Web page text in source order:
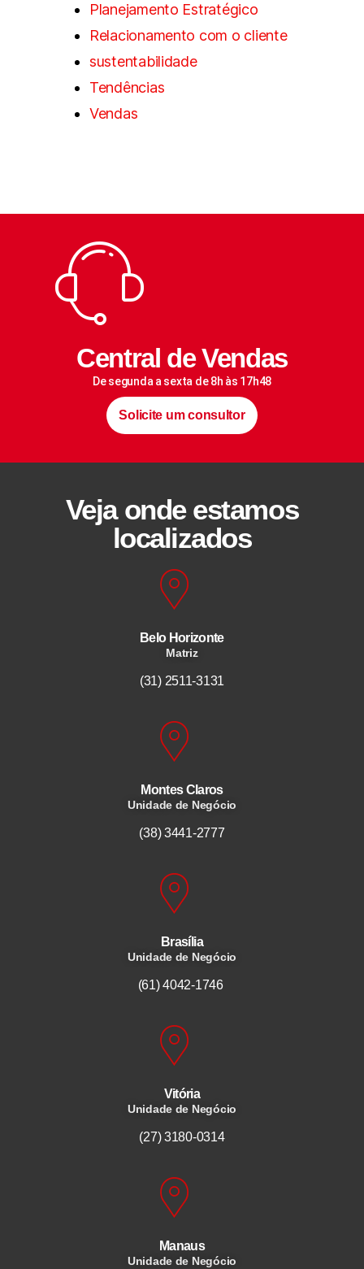
Planejamento Estratégico
Relacionamento com o cliente
sustentabilidade
Tendências
Vendas
Central de Vendas
De segunda a sexta de 8h às 17h48
Solicite um consultor
Veja onde estamos
localizados
Belo Horizonte
Matriz
(31) 2511-3131
Montes Claros
Unidade de Negócio
(38) 3441-2777
Brasília
Unidade de Negócio
(61) 4042-1746
Vitória
Unidade de Negócio
(27) 3180-0314
Manaus
Unidade de Negócio